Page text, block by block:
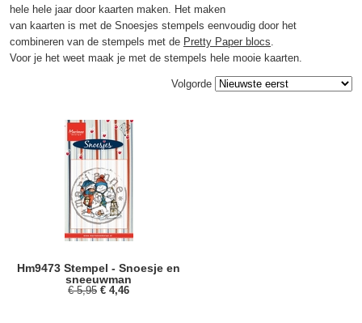
hele hele jaar door kaarten maken. Het maken
van kaarten is met de Snoesjes stempels eenvoudig door het
combineren van de stempels met de Pretty Paper blocs.
Voor je het weet maak je met de stempels hele mooie kaarten.
Volgorde
Hm9473 Stempel - Snoesje en
sneeuwman
€ 5,95 € 4,46